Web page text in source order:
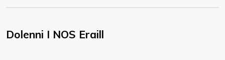
Dolenni I NOS Eraill